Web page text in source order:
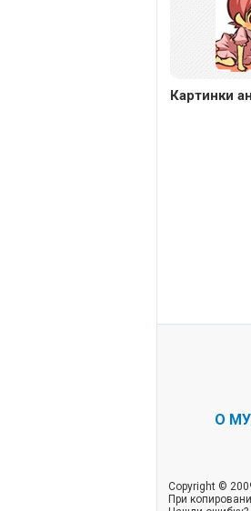
Картинки
О
Copyright ©
При